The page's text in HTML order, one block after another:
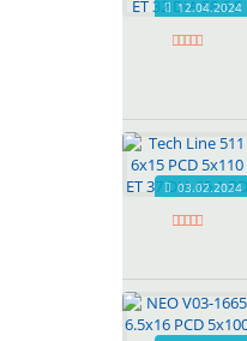
628
629
633
634
635
641
12.04.2024
03.02.2024